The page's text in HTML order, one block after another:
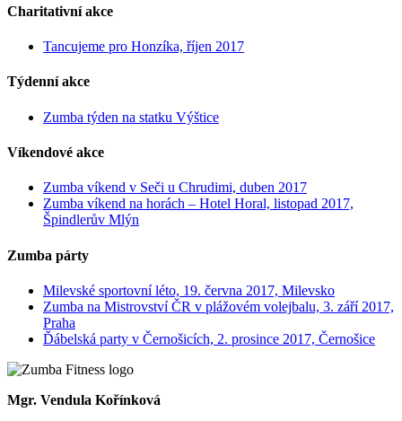
Charitativní akce
Tancujeme pro Honzíka, říjen 2017
Týdenní akce
Zumba týden na statku Výštice
Víkendové akce
Zumba víkend v Seči u Chrudimi, duben 2017
Zumba víkend na horách – Hotel Horal, listopad 2017,
Špindlerův Mlýn
Zumba párty
Milevské sportovní léto, 19. června 2017, Milevsko
Zumba na Mistrovství ČR v plážovém volejbalu, 3. září 2017,
Praha
Ďábelská party v Černošicích, 2. prosince 2017, Černošice
Mgr. Vendula Kořínková